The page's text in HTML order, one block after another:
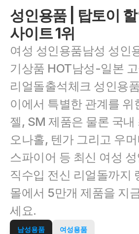
성인용품 | 탑토이
사이트 1위
여성 성인용품남성 성인
기상품 HOT남성-일본
리얼돌출석체크 성인용
이에서 특별한 관계를 위
젤, SM 제품은 물론 국내
오나홀, 텐가 그리고 우
스파이어 등 최신 여성
직수입 전신 리얼돌까지
몰에서 5만개 제품을 지
세요.
남성용품 여성용품